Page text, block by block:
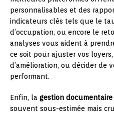
personnalisables et des
indicateurs clés tels que le
d’occupation, ou encore le
analyses vous aident à
ce soit pour ajuster vos
d’amélioration, ou décider de
performant.
Enfin, la gestion documentaire
souvent sous-estimée mais